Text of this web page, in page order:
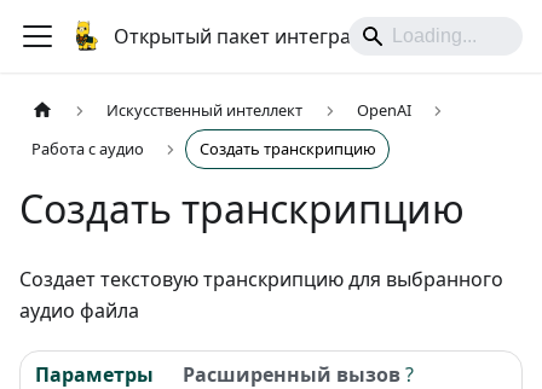
Открытый пакет интеграций
Искусственный интеллект
OpenAI
Работа с аудио
Создать транскрипцию
Создать транскрипцию
Создает текстовую транскрипцию для выбранного
аудио файла
Параметры Расширенный вызов?